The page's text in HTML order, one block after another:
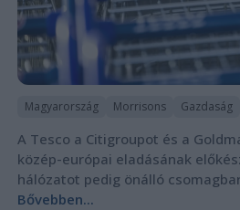
Magyarország Morrisons Gazdaság
A Tesco a Citigroupot és a
közép-európai eladásának
hálózatot pedig önálló
Bővebben...